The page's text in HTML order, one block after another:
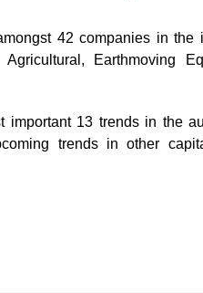
42 companies in the
Earthmoving
important 13 trends in the
trends in other